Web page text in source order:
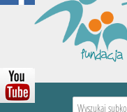
Wyszukiwarka